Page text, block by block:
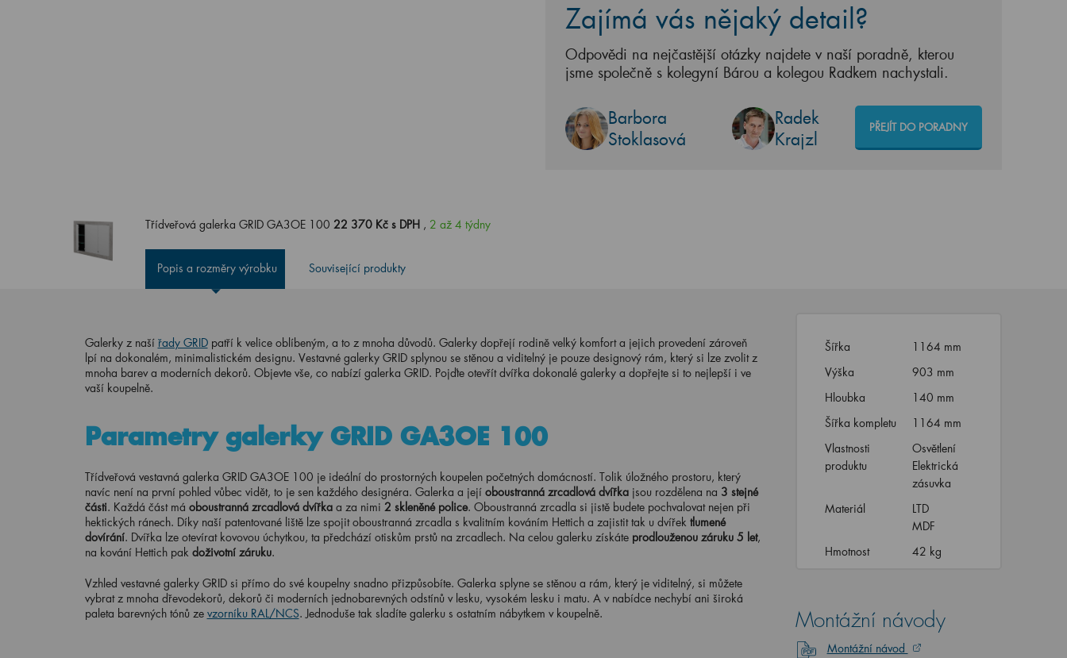
Zajímá vás nějaký detail?
Odpovědi na nejčastější otázky najdete v naší poradně, kterou
jsme společně s kolegyní Bárou a kolegou Radkem nachystali.
Barbora
Stoklasová
Radek
Krajzl
PŘEJÍT DO PORADNY
Třídveřová galerka GRID GA3OE 10022 370 Kč s DPH , 2 až 4 týdny
Popis a rozměry výrobku Související produkty
Galerky z naší řady GRID patří k velice oblíbeným, a to z mnoha důvodů. Galerky dopřejí rodině velký komfort a jejich provedení zároveň
lpí na dokonalém, minimalistickém designu. Vestavné galerky GRID splynou se stěnou a viditelný je pouze designový rám, který si lze zvolit z
mnoha barev a moderních dekorů. Objevte vše, co nabízí galerka GRID. Pojďte otevřít dvířka dokonalé galerky a dopřejte si to nejlepší i ve
vaší koupelně.
Parametry galerky GRID GA3OE 100
Třídveřová vestavná galerka GRID GA3OE 100 je ideální do prostorných koupelen početných domácností. Tolik úložného prostoru, který
navíc není na první pohled vůbec vidět, to je sen každého designéra. Galerka a její oboustranná zrcadlová dvířkajsou rozdělena na 3 stejné
části. Každá část má oboustranná zrcadlová dvířkaa za nimi 2 skleněné police. Oboustranná zrcadla si jistě budete pochvalovat nejen při
hektických ránech. Díky naší patentované liště lze spojit oboustranná zrcadla s kvalitním kováním Hettich a zajistit tak u dvířek tlumené
dovírání. Dvířka lze otevírat kovovou úchytkou, ta předchází otiskům prstů na zrcadlech. Na celou galerku získáte prodlouženou záruku 5 let,
na kování Hettich pak doživotní záruku.
Vzhled vestavné galerky GRID si přímo do své koupelny snadno přizpůsobíte. Galerka splyne se stěnou a rám, který je viditelný, si můžete
vybrat z mnoha dřevodekorů, dekorů či moderních jednobarevných odstínů v lesku, vysokém lesku i matu. A v nabídce nechybí ani široká
paleta barevných tónů ze vzorníku RAL/NCS. Jednoduše tak sladíte galerku s ostatním nábytkem v koupelně.
Šířka
1164 mm
Výška
903 mm
Hloubka
140 mm
Šířka kompletu
1164 mm
Vlastnosti
produktu
Osvětlení
Elektrická
zásuvka
Materiál
LTD
MDF
Hmotnost
42 kg
Montážní návody
Montážní návod